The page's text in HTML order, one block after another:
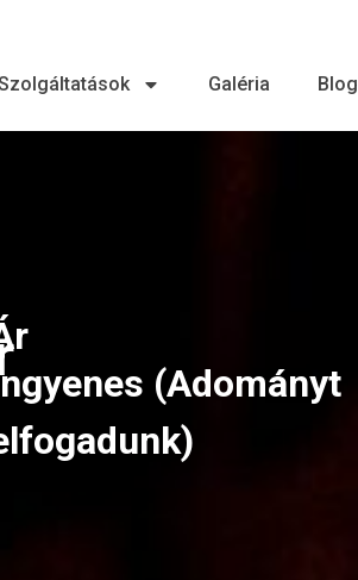
Galéria Blog
(Adományt